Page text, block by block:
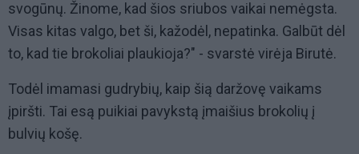
svogūnų. Žinome, kad šios sriubos vaikai nemėgsta.
Visas kitas valgo, bet ši, kažodėl, nepatinka. Galbūt dėl
to, kad tie brokoliai plaukioja?" - svarstė virėja Birutė.
Todėl imamasi gudrybių, kaip šią daržovę vaikams
įpiršti. Tai esą puikiai pavykstą įmaišius brokolių į
bulvių košę.